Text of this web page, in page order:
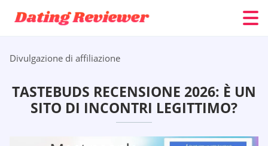
Divulgazione di affiliazione
TASTEBUDS RECENSIONE 2026: È UN
SITO DI INCONTRI LEGITTIMO?